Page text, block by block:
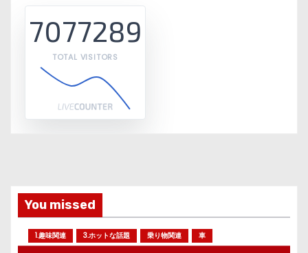
7077289
TOTAL VISITORS
You missed
1.趣味関連 3.ホットな話題 乗り物関連 車